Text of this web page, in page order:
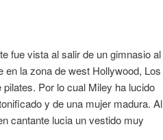
fue vista al salir de un gimnasio al
en la zona de west Hollywood, Los
Por lo cual Miley ha lucido
y de una mujer madura. Al
cantante lucia un vestido muy